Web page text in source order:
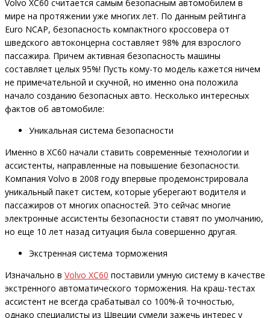
Volvo XC60 считается самым безопасным автомобилем в
мире на протяжении уже многих лет. По данным рейтинга
Euro NCAP, безопасность компактного кроссовера от
шведского автоконцерна составляет 98% для взрослого
пассажира. Причем активная безопасность машины
составляет целых 95%! Пусть кому-то модель кажется ничем
не примечательной и скучной, но именно она положила
начало созданию безопасных авто. Несколько интересных
фактов об автомобиле:
Уникальная система безопасности
Именно в XC60 начали ставить современные технологии и
ассистенты, направленные на повышение безопасности.
Компания Volvo в 2008 году впервые продемонстрировала
уникальный пакет систем, которые уберегают водителя и
пассажиров от многих опасностей. Это сейчас многие
электронные ассистенты безопасности ставят по умолчанию,
но еще 10 лет назад ситуация была совершенно другая.
Экстренная система торможения
Изначально в Volvo XC60 поставили умную систему в качестве
экстренного автоматического торможения. На краш-тестах
ассистент не всегда срабатывал со 100%-й точностью,
однако специалисты из Швеции сумели зажечь интерес у